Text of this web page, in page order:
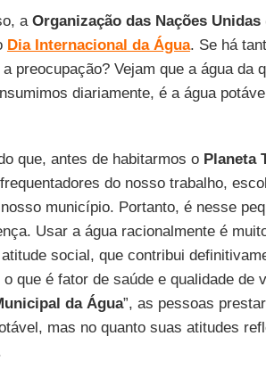
aOrganização das Nações Unidas
Dia Internacional da Água. Se há
preocupação? Vejam que a água da
diariamente, é a água
que, antes de habitarmos o Planeta
do nosso trabalho,
município. Portanto, é nesse
Usar a água racionalmente é
social, que contribui
que é fator de saúde e qualidade de
da Água”, as pessoas
mas no quanto suas atitudes